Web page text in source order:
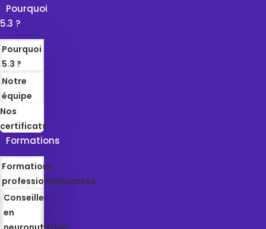
Pourquoi
5.3 ?
Pourquoi
5.3 ?
Notre
équipe
Nos
certificats
Formations
Formations
professionnalisantes
Conseiller
en